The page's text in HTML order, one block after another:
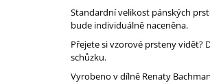
Standardní velikost pánských
bude individuálně naceněna.
Přejete si vzorové prsteny vidět?
schůzku.
Vyrobeno v dílně Renaty